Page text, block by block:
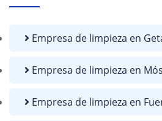
Empresa de limpieza en
Empresa de limpieza en
Empresa de limpieza en